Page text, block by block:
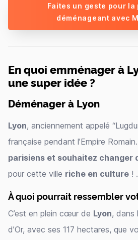
Faites un geste pour la
déménageant avec
En quoi emménager à
une super idée ?
Déménager à Lyon
Lyon, anciennement appelé
française pendant l’Empire Romain.
parisiens et souhaitez changer
pour cette ville riche en culture ! .
À quoi pourrait ressembler
C’est en plein cœur de Lyon, dans
d’Or, avec ses 117 hectares, que